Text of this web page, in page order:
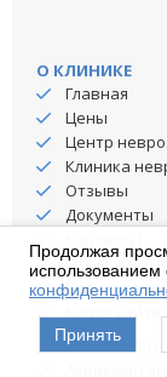
О КЛИНИКЕ
Главная
Цены
Центр
Клиника
Отзывы
Документы
Отказ от
Политика
Карта сайта
УСЛУГИ
Продолжая
использованием
Принять